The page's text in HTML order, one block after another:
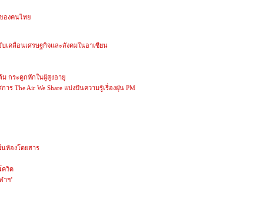
องคนไทย
เคลื่อนเศรษฐกิจและสังคมในอาเซียน
กระดูกหักในผู้สูงอายุ
The Air We Share แบ่งปันความรู้เรื่องฝุ่น PM
ห้องโดยสาร
ควิด
าฯ’